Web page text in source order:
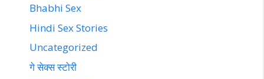
Bhabhi Sex
Hindi Sex Stories
Uncategorized
गे सेक्स स्टोरी